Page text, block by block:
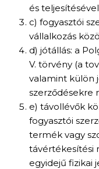
és
c) fogyasztói
vállalkozás
d) jótállás: a
V. törvény (a
valamint külön
szerződésekre
e) távollévők
fogyasztói
termék vagy
távértékesítési
egyidejű fizikai